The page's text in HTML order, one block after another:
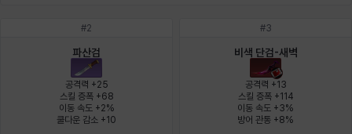
이안 재키
카밀로 캐시
#2
파산검
공격력 +25
스킬 증폭 +68
이동 속도 +2%
쿨다운 감소 +10
#3
비색 단검-새벽
공격력 +13
스킬 증폭 +114
이동 속도 +3%
방어 관통 +8%